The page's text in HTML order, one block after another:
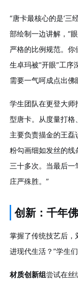
“唐卡最核心的是‘三
部绘制一边讲解，“
严格的比例规范。
生卓玛被“开眼”工
需要一气呵成点出佛
学生团队在更登大
型唐卡。从度量打格
主要负责描金的王磊
粉勾画细如发丝的线
三十多次。当最后一
庄严殊胜。”
创新：千年
掌握了传统技艺后，
进现代生活？”学生
材质创新组尝试在丝